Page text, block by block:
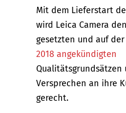
Mit dem Lieferstart
wird Leica Camera
gesetzten und auf der
2018 angekündigten
Qualitätsgrundsätzen
Versprechen an ihre
gerecht.